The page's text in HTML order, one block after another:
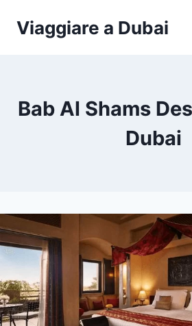
Viaggiare a Dubai
Bab Al Shams
Dubai